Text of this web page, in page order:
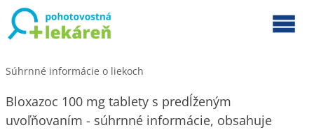
Súhrnné informácie o liekoch
Bloxazoc 100 mg tablety s predĺženým
uvoľňovaním - súhrnné informácie, obsahuje